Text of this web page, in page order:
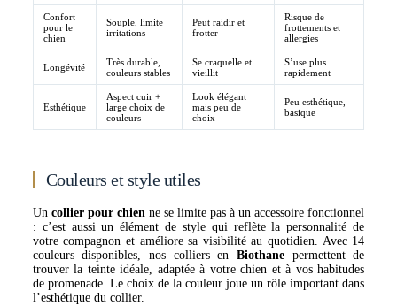
Confort
pour le
chien
Souple, limite
irritations
Peut raidir et
frotter
Risque de
frottements et
allergies
Longévité
Très durable,
couleurs stables
Se craquelle et
vieillit
S’use plus
rapidement
Esthétique
Aspect cuir +
large choix de
couleurs
Look élégant
mais peu de
choix
Peu esthétique,
basique
Couleurs et style utiles
Un collier pour chienne se limite pas à un accessoire fonctionnel
: c’est aussi un élément de style qui reflète la personnalité de
votre compagnon et améliore sa visibilité au quotidien. Avec 14
couleurs disponibles, nos colliers en Biothanepermettent de
trouver la teinte idéale, adaptée à votre chien et à vos habitudes
de promenade. Le choix de la couleur joue un rôle important dans
l’esthétique du collier.